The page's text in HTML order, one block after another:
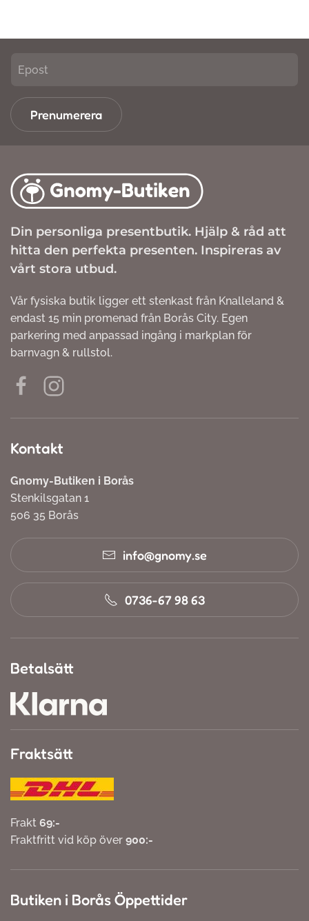
Prenumerera
Din personliga presentbutik. Hjälp & råd att
hitta den perfekta presenten. Inspireras av
vårt stora utbud.
Vår fysiska butik ligger ett stenkast från Knalleland &
endast 15 min promenad från Borås City. Egen
parkering med anpassad ingång i markplan för
barnvagn & rullstol.
Kontakt
Gnomy-Butiken i Borås
Stenkilsgatan 1
506 35 Borås
info@gnomy.se
0736-67 98 63
Betalsätt
Fraktsätt
Frakt 69:-
Fraktfritt vid köp över 900:-
Butiken i Borås Öppettider